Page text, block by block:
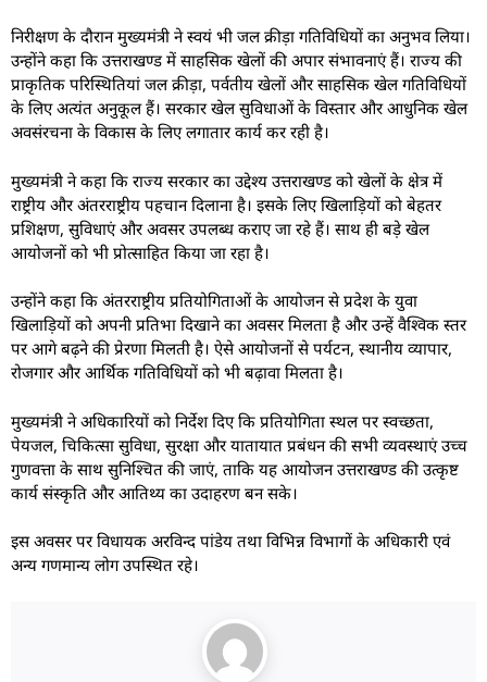
निरीक्षण के दौरान मुख्यमंत्री ने स्वयं भी जल क्रीड़ा गतिविधियों का अनुभव लिया।
उन्होंने कहा कि उत्तराखण्ड में साहसिक खेलों की अपार संभावनाएं हैं। राज्य की
प्राकृतिक परिस्थितियां जल क्रीड़ा, पर्वतीय खेलों और साहसिक खेल गतिविधियों
के लिए अत्यंत अनुकूल हैं। सरकार खेल सुविधाओं के विस्तार और आधुनिक खेल
अवसंरचना के विकास के लिए लगातार कार्य कर रही है।
मुख्यमंत्री ने कहा कि राज्य सरकार का उद्देश्य उत्तराखण्ड को खेलों के क्षेत्र में
राष्ट्रीय और अंतरराष्ट्रीय पहचान दिलाना है। इसके लिए खिलाड़ियों को बेहतर
प्रशिक्षण, सुविधाएं और अवसर उपलब्ध कराए जा रहे हैं। साथ ही बड़े खेल
आयोजनों को भी प्रोत्साहित किया जा रहा है।
उन्होंने कहा कि अंतरराष्ट्रीय प्रतियोगिताओं के आयोजन से प्रदेश के युवा
खिलाड़ियों को अपनी प्रतिभा दिखाने का अवसर मिलता है और उन्हें वैश्विक स्तर
पर आगे बढ़ने की प्रेरणा मिलती है। ऐसे आयोजनों से पर्यटन, स्थानीय व्यापार,
रोजगार और आर्थिक गतिविधियों को भी बढ़ावा मिलता है।
मुख्यमंत्री ने अधिकारियों को निर्देश दिए कि प्रतियोगिता स्थल पर स्वच्छता,
पेयजल, चिकित्सा सुविधा, सुरक्षा और यातायात प्रबंधन की सभी व्यवस्थाएं उच्च
गुणवत्ता के साथ सुनिश्चित की जाएं, ताकि यह आयोजन उत्तराखण्ड की उत्कृष्ट
कार्य संस्कृति और आतिथ्य का उदाहरण बन सके।
इस अवसर पर विधायक अरविन्द पांडेय तथा विभिन्न विभागों के अधिकारी एवं
अन्य गणमान्य लोग उपस्थित रहे।